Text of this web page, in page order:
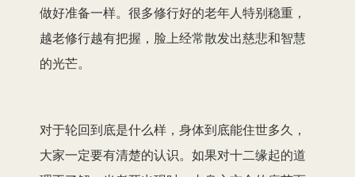
做好准备一样。很多修行好的老年人特别稳重，
越老修行越有把握，脸上经常散发出慈悲和智慧
的光芒。
对于轮回到底是什么样，身体到底能住世多久，
大家一定要有清楚的认识。如果对十二缘起的道